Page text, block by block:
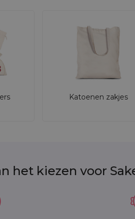
Katoenen zakjes
het kiezen voor